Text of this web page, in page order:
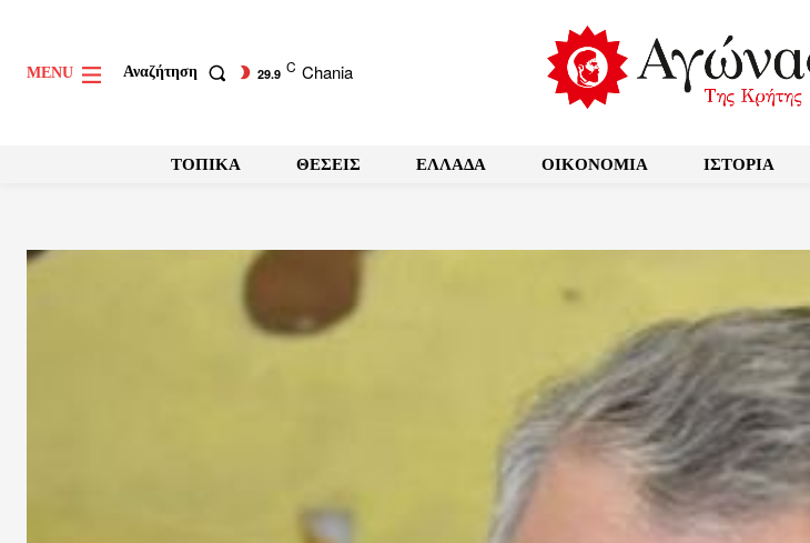
MENU Αναζήτηση 29.9 C Chania
ΤΟΠΙΚΑ ΘΕΣΕΙΣ ΕΛΛΑΔΑ OIKONOMIA ΙΣΤΟΡΙΑ